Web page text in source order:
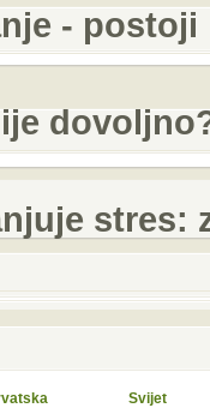
-
stres:
Svijet